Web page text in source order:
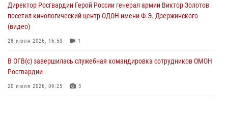
08 августа 2026, 09:29
Директор Росгвардии Герой России генерал армии Виктор Золотов
посетил кинологический центр ОДОН имени Ф.Э. Дзержинского
(видео)
28 июля 2026, 16:50 1
В ОГВ(с) завершилась служебная командировка сотрудников ОМОН
Росгвардии
20 июля 2026, 09:25 3